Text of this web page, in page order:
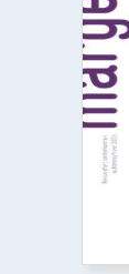
Ce